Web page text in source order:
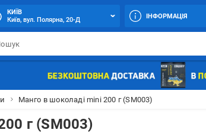
КИЇВ
Київ, вул. Полярна, 20-Д
ІНФОРМАЦІЯ
Манго в шоколаді mini 200 г (SM003)
г (SM003)